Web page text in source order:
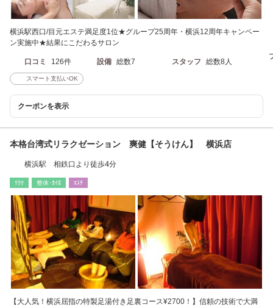
横浜駅西口/目元エステ満足度1位★グループ25周年・横浜12周年キャンペー
ン実施中★結果にこだわるサロン
口コミ 126件 設備 総数7 スタッフ 総数8人
スマート支払いOK
クーポンを表示
本格台湾式リラクゼーション 爽健【そうけん】 横浜店
横浜駅 相鉄口より徒歩4分
ﾘﾗｸ 整体･ｶｲﾛ ｴｽﾃ
【大人気！横浜屈指の特製足湯付き足裏コース¥2700！】信頼の技術で大満